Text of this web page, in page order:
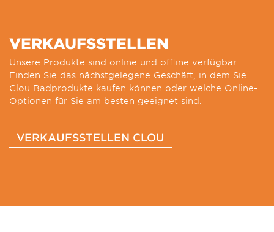
VERKAUFSSTELLEN
Unsere Produkte sind online und offline verfügbar.
Finden Sie das nächstgelegene Geschäft, in dem Sie
Clou Badprodukte kaufen können oder welche Online-
Optionen für Sie am besten geeignet sind.
VERKAUFSSTELLEN CLOU